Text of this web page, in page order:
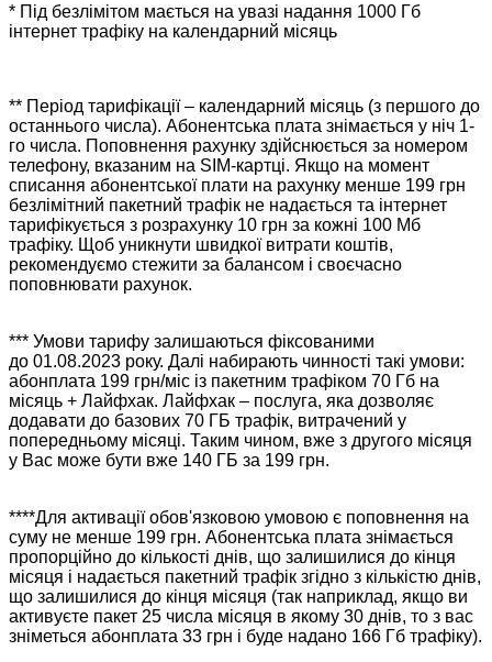
* Під безлімітом мається на увазі надання 1000 Гб
інтернет трафіку на календарний місяць
** Період тарифікації – календарний місяць (з першого до
останнього числа). Абонентська плата знімається у ніч 1-
го числа. Поповнення рахунку здійснюється за номером
телефону, вказаним на SIM-картці. Якщо на момент
списання абонентської плати на рахунку менше 199 грн
безлімітний пакетний трафік не надається та інтернет
тарифікується з розрахунку 10 грн за кожні 100 Мб
трафіку. Щоб уникнути швидкої витрати коштів,
рекомендуємо стежити за балансом і своєчасно
поповнювати рахунок.
*** Умови тарифу залишаються фіксованими
до 01.08.2023 року. Далі набирають чинності такі умови:
абонплата 199 грн/міс із пакетним трафіком 70 Гб на
місяць + Лайфхак. Лайфхак – послуга, яка дозволяє
додавати до базових 70 ГБ трафік, витрачений у
попередньому місяці. Таким чином, вже з другого місяця
у Вас може бути вже 140 ГБ за 199 грн.
****Для активації обов'язковою умовою є поповнення на
суму не менше 199 грн. Абонентська плата знімається
пропорційно до кількості днів, що залишилися до кінця
місяця і надається пакетний трафік згідно з кількістю днів,
що залишилися до кінця місяця (так наприклад, якщо ви
активуєте пакет 25 числа місяця в якому 30 днів, то з вас
зніметься абонплата 33 грн і буде надано 166 Гб трафіку).